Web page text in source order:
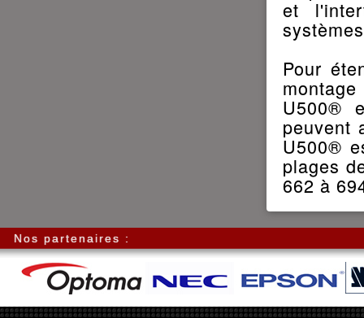
et
Pour
U500®
peuvent
U500®
plages
662 à
Nos partenaires :